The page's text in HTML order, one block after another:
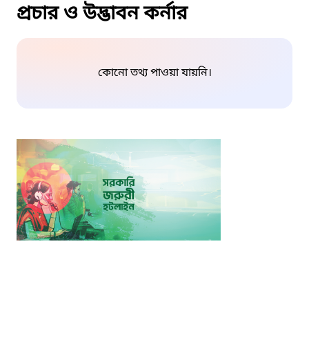
প্রচার ও উদ্ভাবন কর্নার
কোনো তথ্য পাওয়া যায়নি।